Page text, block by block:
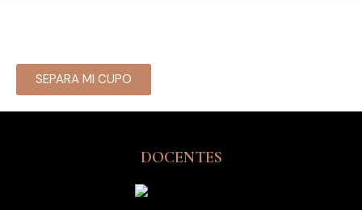
SEPARA MI CUPO
DOCENTES